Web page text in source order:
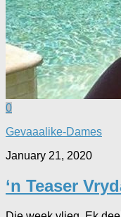
0
Gevaaalike-Dames
January 21, 2020
‘n Teaser